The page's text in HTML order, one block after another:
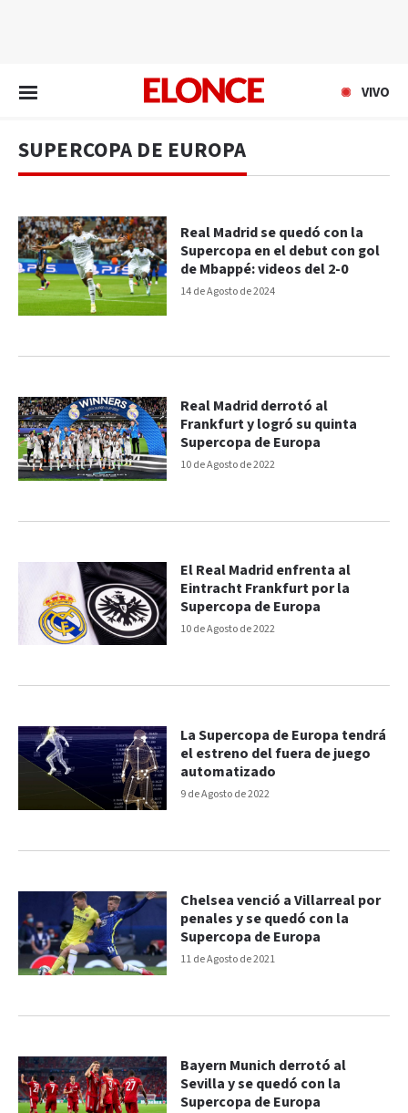
VIVO
SUPERCOPA DE EUROPA
14 de Agosto de 2024
Real Madrid se quedó con la
Supercopa en el debut con gol
de Mbappé: videos del 2-0
10 de Agosto de 2022
Real Madrid derrotó al
Frankfurt y logró su quinta
Supercopa de Europa
10 de Agosto de 2022
El Real Madrid enfrenta al
Eintracht Frankfurt por la
Supercopa de Europa
9 de Agosto de 2022
La Supercopa de Europa tendrá
el estreno del fuera de juego
automatizado
11 de Agosto de 2021
Chelsea venció a Villarreal por
penales y se quedó con la
Supercopa de Europa
Bayern Munich derrotó al
Sevilla y se quedó con la
Supercopa de Europa